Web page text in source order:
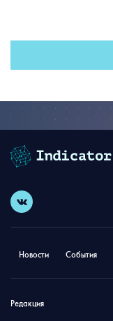
Новости События
Редакция